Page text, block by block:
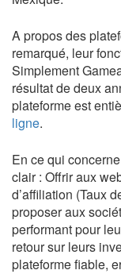
A propos des
remarqué, leur
Simplement
résultat de deux
plateforme est
ligne.
En ce qui
clair : Offrir aux
d’affiliation (Taux
proposer aux
performant pour
retour sur leurs
plateforme fiable,